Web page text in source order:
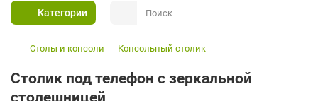
Категории
Столы и консоли Консольный столик
Столик под телефон с зеркальной
столешницей